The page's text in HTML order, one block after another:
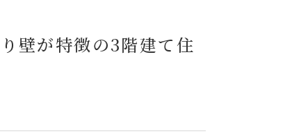
壁が特徴の3階建て住